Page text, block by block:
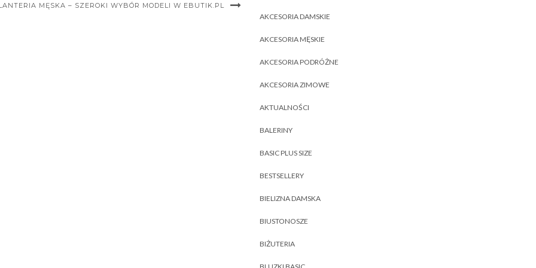
MĘSKA – SZEROKI WYBÓR MODELI W EBUTIK.PL
AKCESORIA DAMSKIE
AKCESORIA MĘSKIE
AKCESORIA PODRÓŻNE
AKCESORIA ZIMOWE
AKTUALNOŚCI
BALERINY
BASIC PLUS SIZE
BESTSELLERY
BIELIZNA DAMSKA
BIUSTONOSZE
BIŻUTERIA